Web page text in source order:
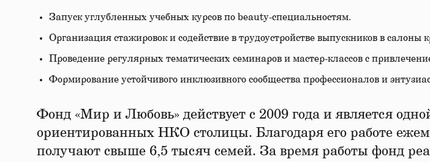
Запуск углубленных учебных курсов по beauty-специальностям.
Организация стажировок и содействие в трудоустройстве выпускников в салоны
Проведение регулярных тематических семинаров и мастер-классов с
Формирование устойчивого инклюзивного сообщества профессионалов и
Фонд «Мир и Любовь» действует с 2009 года и является
ориентированных НКО столицы. Благодаря его работе
получают свыше 6,5 тысяч семей. За время работы фонд